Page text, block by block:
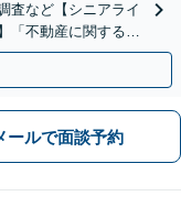
査など【シニアライ
「不動産に関する相
談）】
ールで面談予約